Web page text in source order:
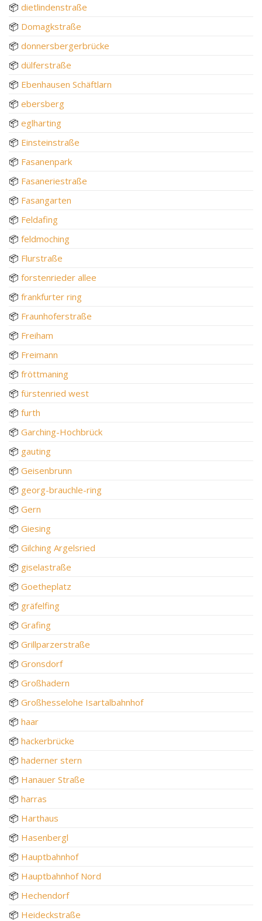
📦 dietlindenstraße
📦 Domagkstraße
📦 donnersbergerbrücke
📦 dülferstraße
📦 Ebenhausen Schäftlarn
📦 ebersberg
📦 eglharting
📦 Einsteinstraße
📦 Fasanenpark
📦 Fasaneriestraße
📦 Fasangarten
📦 Feldafing
📦 feldmoching
📦 Flurstraße
📦 forstenrieder allee
📦 frankfurter ring
📦 Fraunhoferstraße
📦 Freiham
📦 Freimann
📦 fröttmaning
📦 fürstenried west
📦 furth
📦 Garching-Hochbrück
📦 gauting
📦 Geisenbrunn
📦 georg-brauchle-ring
📦 Gern
📦 Giesing
📦 Gilching Argelsried
📦 giselastraße
📦 Goetheplatz
📦 gräfelfing
📦 Grafing
📦 Grillparzerstraße
📦 Gronsdorf
📦 Großhadern
📦 Großhesselohe Isartalbahnhof
📦 haar
📦 hackerbrücke
📦 haderner stern
📦 Hanauer Straße
📦 harras
📦 Harthaus
📦 Hasenbergl
📦 Hauptbahnhof
📦 Hauptbahnhof Nord
📦 Hechendorf
📦 Heideckstraße